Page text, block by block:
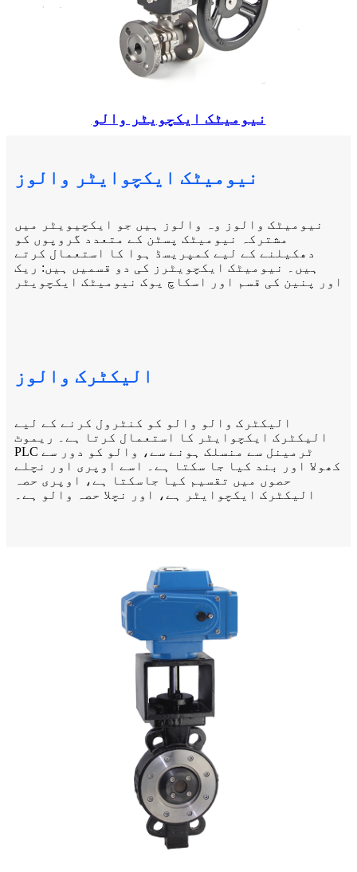
نیومیٹک ایکچویٹر والو
نیومیٹک ایکچوایٹر والوز
نیومیٹک والوز وہ والوز ہیں جو ایکچیویٹر میں
مشترکہ نیومیٹک پسٹن کے متعدد گروپوں کو
دھکیلنے کے لیے کمپریسڈ ہوا کا استعمال کرتے
ہیں۔ نیومیٹک ایکچویٹرز کی دو قسمیں ہیں: ریک
اور پنین کی قسم اور اسکاچ یوک نیومیٹک ایکچویٹر
الیکٹرک والوز
الیکٹرک والو والو کو کنٹرول کرنے کے لیے
الیکٹرک ایکچوایٹر کا استعمال کرتا ہے۔ ریموٹ
PLC ٹرمینل سے منسلک ہونے سے، والو کو دور سے
کھولا اور بند کیا جا سکتا ہے۔ اسے اوپری اور نچلے
حصوں میں تقسیم کیا جاسکتا ہے، اوپری حصہ
الیکٹرک ایکچوایٹر ہے، اور نچلا حصہ والو ہے۔